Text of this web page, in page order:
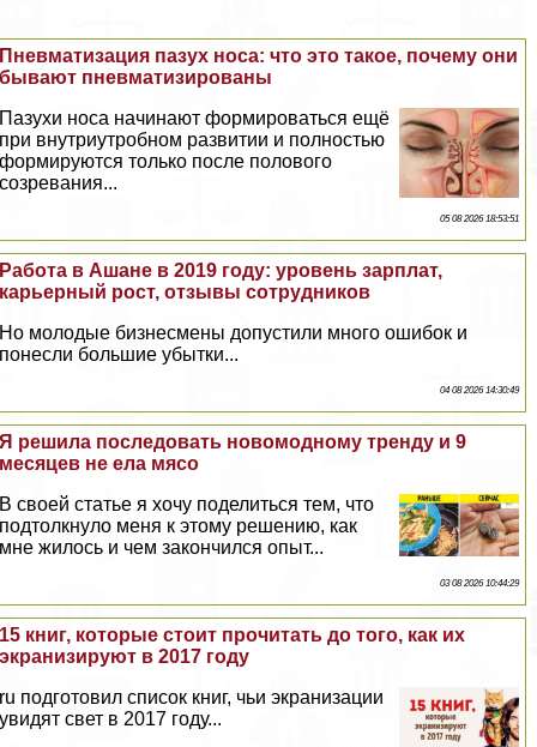
Пневматизация пазух носа: что это такое, почему они
бывают пневматизированы
Пазухи носа начинают формироваться ещё
при внутриутробном развитии и полностью
формируются только после пoлoвoго
созревания...
05 08 2026 18:53:51
Работа в Ашане в 2019 году: уровень зарплат,
карьерный рост, отзывы сотрудников
Но молодые бизнесмены допустили много ошибок и
понесли большие убытки...
04 08 2026 14:30:49
Я решила последовать новомодному тренду и 9
месяцев не ела мясо
В своей статье я хочу поделиться тем, что
подтолкнуло меня к этому решению, как
мне жилось и чем закончился опыт...
03 08 2026 10:44:29
15 книг, которые стоит прочитать до того, как их
экранизируют в 2017 году
ru подготовил список книг, чьи экранизации
увидят свет в 2017 году...